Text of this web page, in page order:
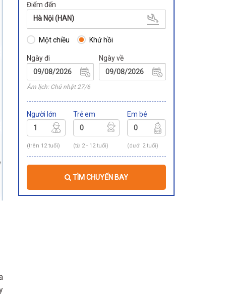
Điểm đến
Hà Nội (HAN)
Một chiều Khứ hồi
Ngày đi
Âm lịch: Chủ nhật 27/6
Ngày về
Người lớn
(trên 12 tuổi)
Trẻ em
(từ 2 - 12 tuổi)
Em bé
(dưới 2 tuổi)
TÌM CHUYẾN BAY